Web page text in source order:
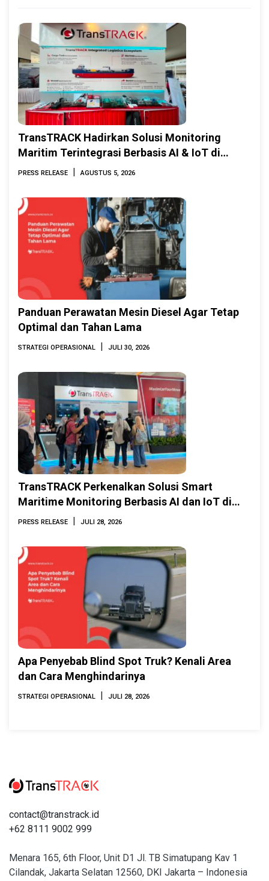
TransTRACK Hadirkan Solusi Monitoring
Maritim Terintegrasi Berbasis AI & IoT di
Indonesia Marine & Offshore Expo (IMOX)
PRESS RELEASE | AGUSTUS 5, 2026
Panduan Perawatan Mesin Diesel Agar Tetap
Optimal dan Tahan Lama
STRATEGI OPERASIONAL | JULI 30, 2026
TransTRACK Perkenalkan Solusi Smart
Maritime Monitoring Berbasis AI dan IoT di
INAMARINE 2026
PRESS RELEASE | JULI 28, 2026
Apa Penyebab Blind Spot Truk? Kenali Area
dan Cara Menghindarinya
STRATEGI OPERASIONAL | JULI 28, 2026
contact@transtrack.id
+62 8111 9002 999
Menara 165, 6th Floor, Unit D1 Jl. TB Simatupang Kav 1
Cilandak, Jakarta Selatan 12560, DKI Jakarta – Indonesia